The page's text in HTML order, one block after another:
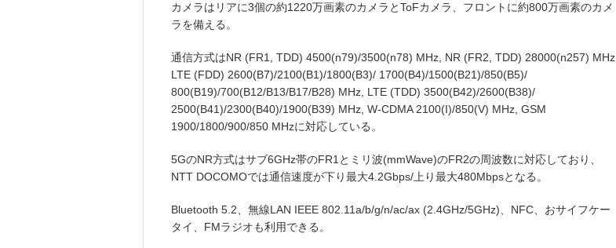
カメラはリアに3個の約1220万画素のカメラとToFカメラ、フロントに約800万画素のカメ
ラを備える。
通信方式はNR (FR1, TDD) 4500(n79)/3500(n78) MHz, NR (FR2, TDD) 28000(n257) MHz,
LTE (FDD) 2600(B7)/2100(B1)/1800(B3)/ 1700(B4)/1500(B21)/850(B5)/
800(B19)/700(B12/B13/B17/B28) MHz, LTE (TDD) 3500(B42)/2600(B38)/
2500(B41)/2300(B40)/1900(B39) MHz, W-CDMA 2100(I)/850(V) MHz, GSM
1900/1800/900/850 MHzに対応している。
5GのNR方式はサブ6GHz帯のFR1とミリ波(mmWave)のFR2の周波数に対応しており、
NTT DOCOMOでは通信速度が下り最大4.2Gbps/上り最大480Mbpsとなる。
Bluetooth 5.2、無線LAN IEEE 802.11a/b/g/n/ac/ax (2.4GHz/5GHz)、NFC、おサイフケー
タイ、FMラジオも利用できる。